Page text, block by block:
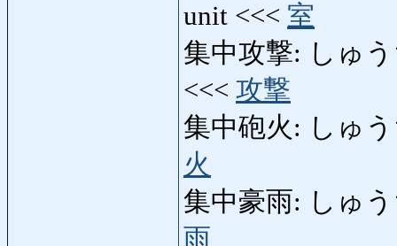
unit <<< 室
集中攻撃: しゅ
<<< 攻撃
集中砲火: しゅ
火
集中豪雨: しゅ
雨